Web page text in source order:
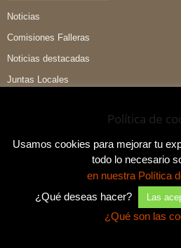
Noticias
Comisiones Falleras
Noticias destacadas
Juntas Locales
Indumentaria Valenciana
Aviso legal y política de
Política de
Usamos cookies para mejorar tu
todo lo necesario
en nuestra Política
¿Qué deseas hacer?
Las
¿Qué son las